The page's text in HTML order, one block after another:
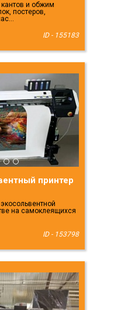
и обжим
постеров,
ID - 155183
принтер
на самоклеящихся
ID - 153798